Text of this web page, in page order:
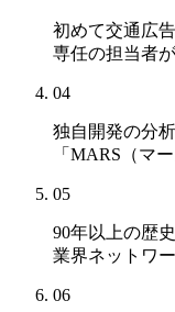
初めて交通広
専任の担当者
04
独自開発の分
「MARS（マー
05
90年以上の歴
業界ネットワ
06